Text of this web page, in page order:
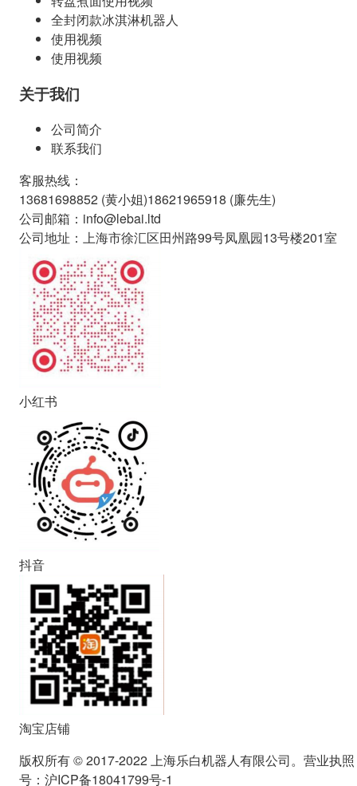
全封闭款冰淇淋机器人
使用视频
使用视频
关于我们
公司简介
联系我们
客服热线 ：
13681698852 (黄小姐)18621965918 (廉先生)
公司邮箱 ： info@lebai.ltd
公司地址 ： 上海市徐汇区田州路99号凤凰园13号楼201室
小红书
抖音
淘宝店铺
版权所有 © 2017-2022 上海乐白机器人有限公司。营业执照
号：沪ICP备18041799号-1